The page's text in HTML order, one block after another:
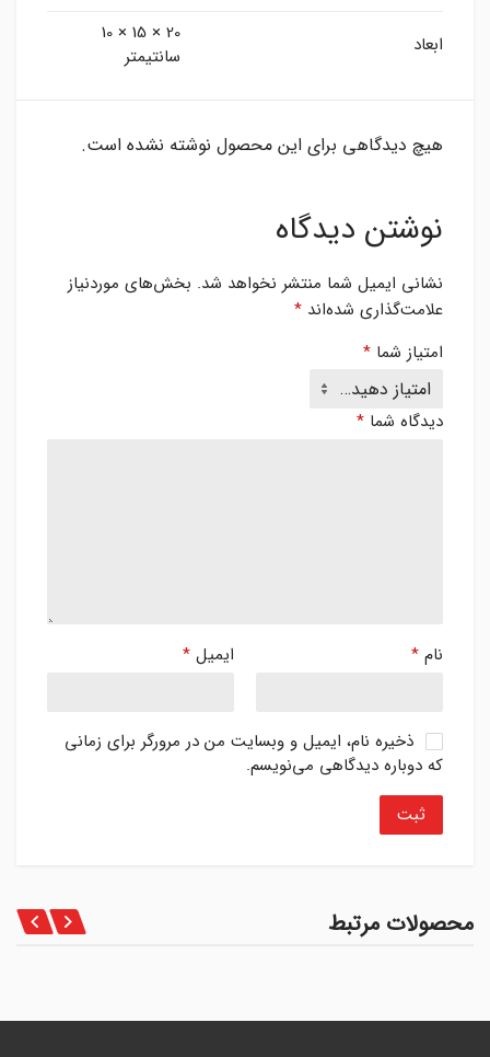
ابعاد
20 × 15 × 10
سانتیمتر
هیچ دیدگاهی برای این محصول نوشته نشده است.
نوشتن دیدگاه
نشانی ایمیل شما منتشر نخواهد شد. بخش‌های موردنیاز
علامت‌گذاری شده‌اند *
امتیاز شما *
دیدگاه شما *
نام * ایمیل *
ذخیره نام، ایمیل و وبسایت من در مرورگر برای زمانی
که دوباره دیدگاهی می‌نویسم.
محصولات مرتبط